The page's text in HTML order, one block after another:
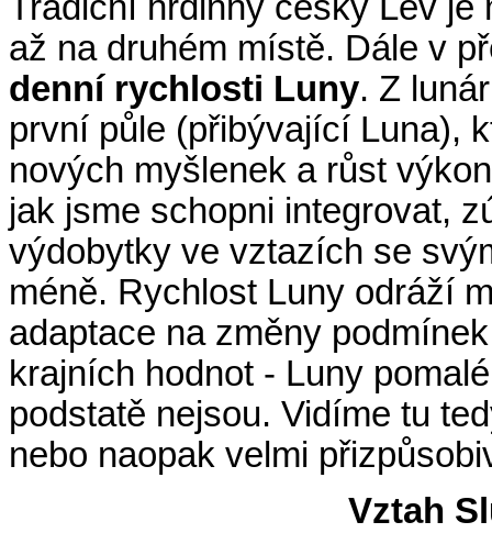
Tradiční hrdinný český Lev
až na druhém místě. Dále v
denní rychlosti Luny. Z
první půle (přibývající Luna),
nových myšlenek a růst
jak jsme schopni integrovat,
výdobytky ve vztazích se
méně. Rychlost Luny odráží
adaptace na změny
krajních hodnot - Luny
podstatě nejsou. Vidíme tu
nebo naopak velmi
Vztah